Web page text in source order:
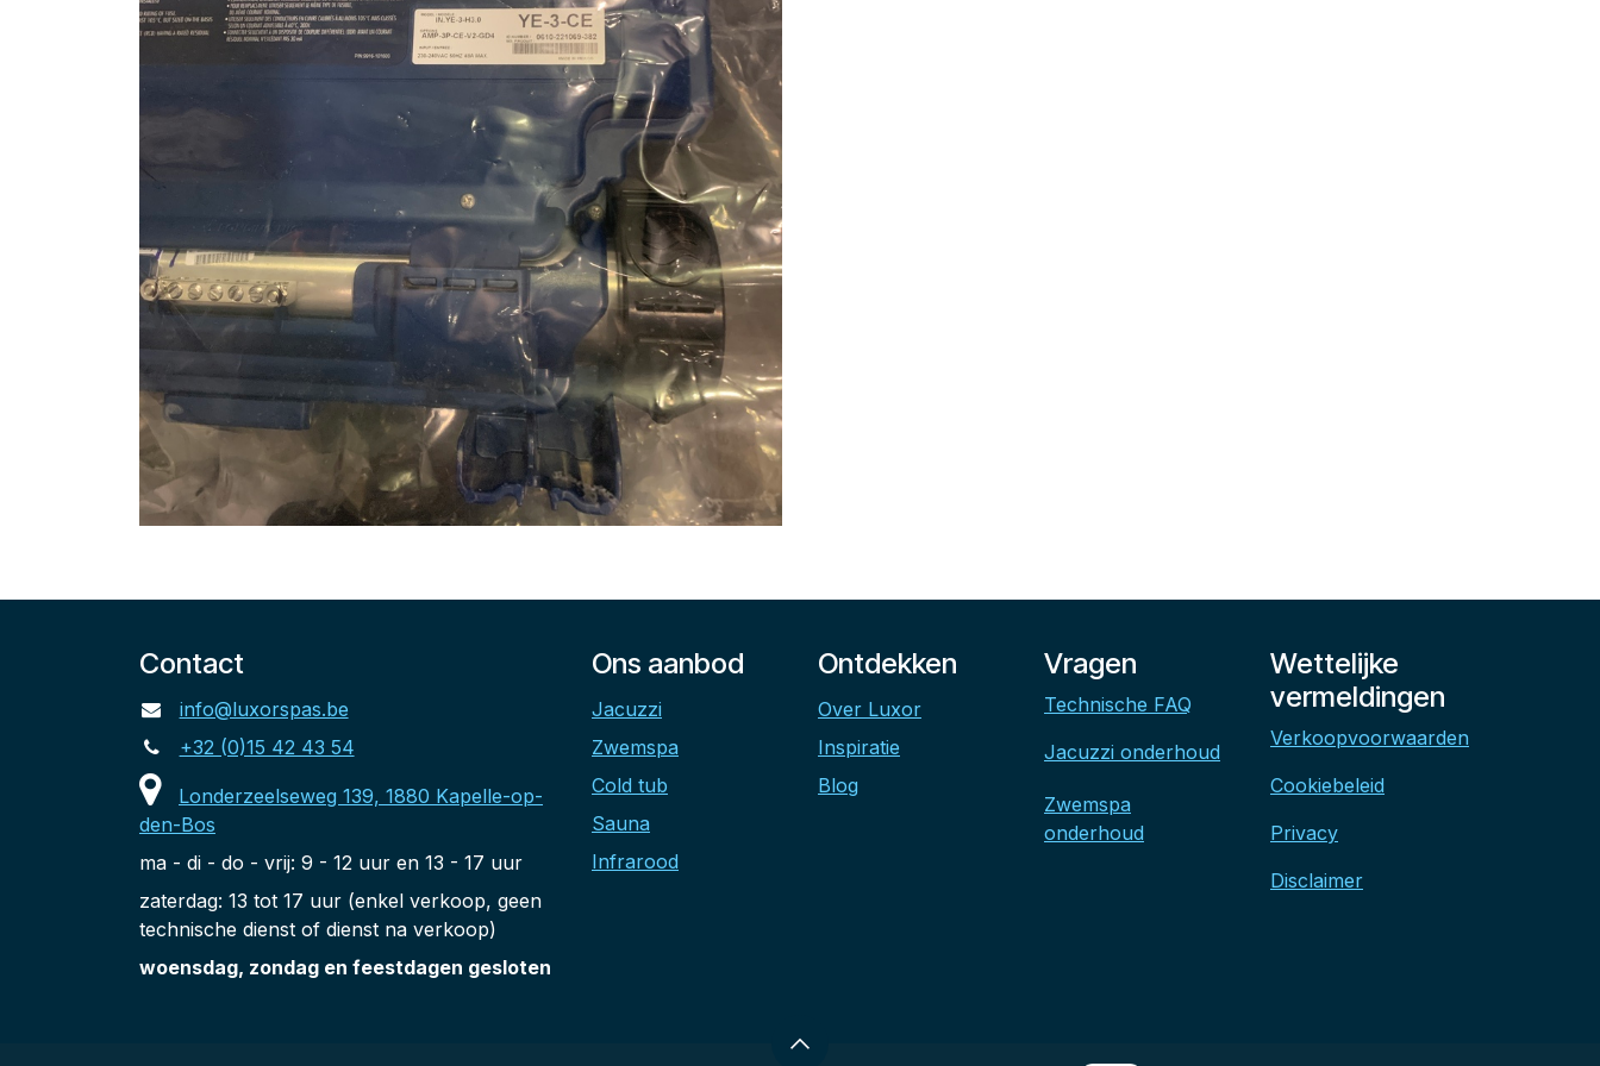
Contact
info@luxorspas.be
+32 (0)15 42 43 54
Londerzeelseweg 139, 1880 Kapelle-op-
den-Bos
ma - di - do - vrij: 9 - 12 uur en 13 - 17 uur
zaterdag: 13 tot 17 uur (enkel verkoop, geen
technische dienst of dienst na verkoop)
woensdag, zondag en feestdagen gesloten
Ons aanbod
Jacuzzi
Zwemspa
Cold tub
Sauna
Infrarood
Ontdekken
Over Luxor
Inspiratie
Blog
Vragen
Technische FAQ
Jacuzzi onderhoud
Zwemspa
onderhoud
Wettelijke
vermeldingen
Verkoopvoorwaarden
Cookiebeleid
Privacy
Disclaimer